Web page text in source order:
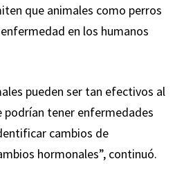
que animales como perros
en los humanos
pueden ser tan efectivos al
podrían tener enfermedades
cambios de
hormonales”, continuó.